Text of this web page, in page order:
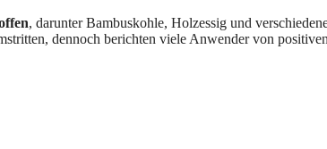
, darunter Bambuskohle, Holzessig und
dennoch berichten viele Anwender von